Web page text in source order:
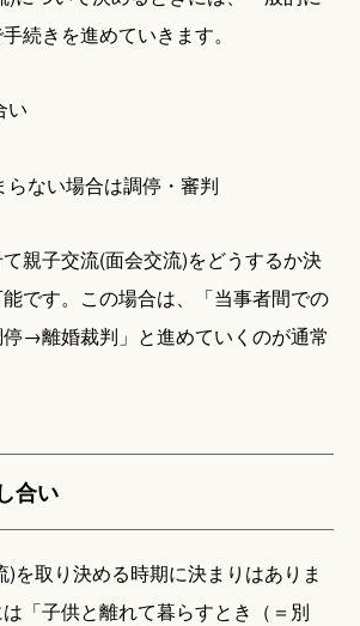
続きを進めていきます。
い
ない場合は調停・審判
親子交流(面会交流)をどうするか決
です。この場合は、「当事者間での
→離婚裁判」と進めていくのが通常
合い
)を取り決める時期に決まりはありま
「子供と離れて暮らすとき（＝別